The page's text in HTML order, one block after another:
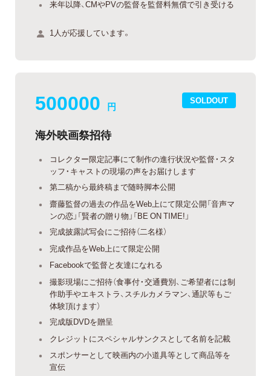
来年以降、CMやPVの監督を監督料無償で引き受ける
1人が応援しています。
SOLDOUT
500000 円
海外映画祭招待
コレクター限定記事にて制作の進行状況や監督・スタ
ッフ・キャストの現場の声をお届けします
第二稿から最終稿まで随時脚本公開
齋藤監督の過去の作品をWeb上にて限定公開「音声マ
ンの恋」「賢者の贈り物」「BE ON TIME!」
完成披露試写会にご招待（二名様）
完成作品をWeb上にて限定公開
Facebookで監督と友達になれる
撮影現場にご招待（食事付・交通費別、ご希望者には制
作助手やエキストラ、スチルカメラマン、通訳等もご
体験頂けます）
完成版DVDを贈呈
クレジットにスペシャルサンクスとして名前を記載
スポンサーとして映画内の小道具等として商品等を
宣伝